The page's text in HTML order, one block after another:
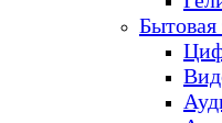
Бытовая